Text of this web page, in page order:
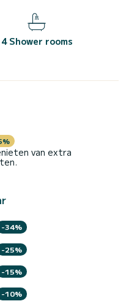
4 Shower rooms
van extra
-34%
-25%
-15%
-10%